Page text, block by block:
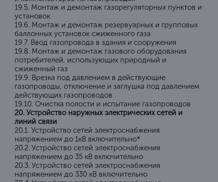
19.5. Монтаж и демонтаж газорегуляторных пунктов и
установок
19.6. Монтаж и демонтаж резервуарных и групповых
баллонных установок сжиженного газа
19.7. Ввод газопровода в здания и сооружения
19.8. Монтаж и демонтаж газового оборудования
потребителей, использующих природный и
сжиженный газ
19.9. Врезка под давлением в действующие
газопроводы, отключение и заглушка под давлением
действующих газопроводов
19.10. Очистка полости и испытание газопроводов
20. Устройство наружных электрических сетей и
линий связи
20.1. Устройство сетей электроснабжения
напряжением до 1кВ включительно*
20.2. Устройство сетей электроснабжения
напряжением до 35 кВ включительно
20.3. Устройство сетей электроснабжения
напряжением до 330 кВ включительно